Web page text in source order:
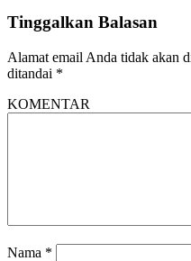
Tinggalkan Balasan
Alamat email Anda tidak akan
ditandai *
KOMENTAR
Nama *